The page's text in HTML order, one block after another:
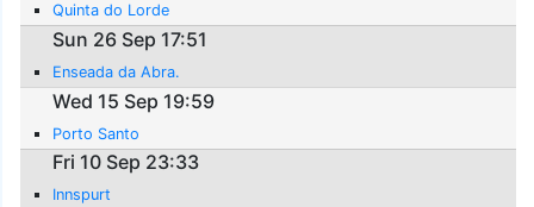
Quinta do Lorde
Sun 26 Sep 17:51
Enseada da Abra.
Wed 15 Sep 19:59
Porto Santo
Fri 10 Sep 23:33
Innspurt